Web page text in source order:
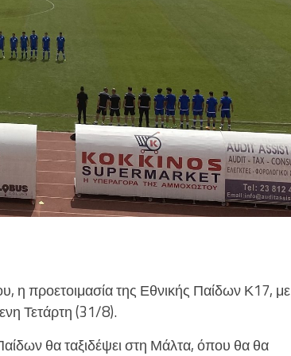
η προετοιμασία της Εθνικής Παίδων Κ17, με
Τετάρτη (31/8).
θα ταξιδέψει στη Μάλτα, όπου θα θα